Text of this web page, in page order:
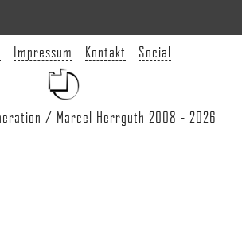
- Impressum - Kontakt - Social
/ Marcel Herrguth 2008 - 2026